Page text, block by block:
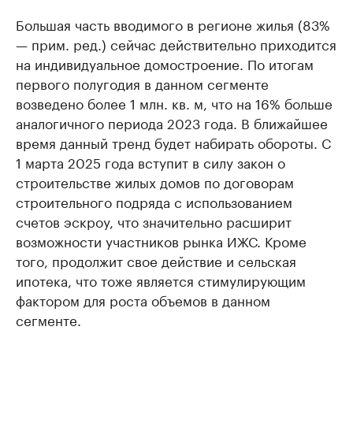
Большая часть вводимого в регионе жилья (83%
— прим. ред.) сейчас действительно приходится
на индивидуальное домостроение. По итогам
первого полугодия в данном сегменте
возведено более 1 млн. кв. м, что на 16% больше
аналогичного периода 2023 года. В ближайшее
время данный тренд будет набирать обороты. С
1 марта 2025 года вступит в силу закон о
строительстве жилых домов по договорам
строительного подряда с использованием
счетов эскроу, что значительно расширит
возможности участников рынка ИЖС. Кроме
того, продолжит свое действие и сельская
ипотека, что тоже является стимулирующим
фактором для роста объемов в данном
сегменте.